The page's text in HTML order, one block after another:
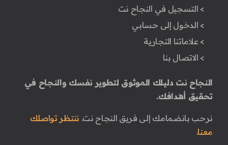
> التسجيل في النجاح نت
> الدخول إلى حسابي
> علاماتنا التجارية
> الاتصال بنا
النجاح نت دليلك الموثوق لتطوير نفسك والنجاح في
تحقيق أهدافك.
نرحب بانضمامك إلى فريق النجاح نت. ننتظر تواصلك
معنا.